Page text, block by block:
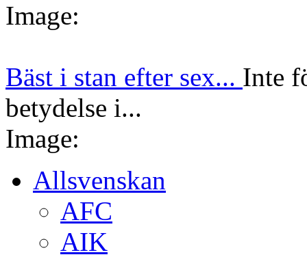
Image:
Bäst i stan efter sex... Inte
betydelse i...
Image:
Allsvenskan
AFC
AIK